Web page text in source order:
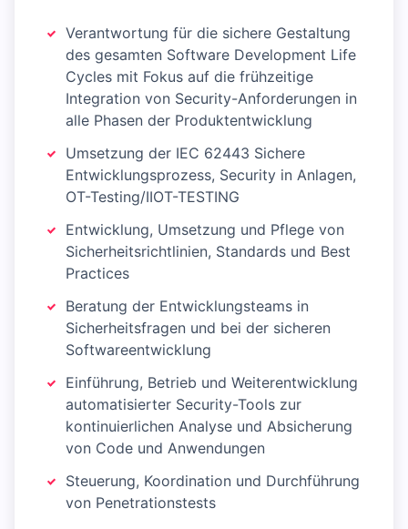
Verantwortung für die sichere Gestaltung
des gesamten Software Development Life
Cycles mit Fokus auf die frühzeitige
Integration von Security-Anforderungen in
alle Phasen der Produktentwicklung
Umsetzung der IEC 62443 Sichere
Entwicklungsprozess, Security in Anlagen,
OT-Testing/IIOT-TESTING
Entwicklung, Umsetzung und Pflege von
Sicherheitsrichtlinien, Standards und Best
Practices
Beratung der Entwicklungsteams in
Sicherheitsfragen und bei der sicheren
Softwareentwicklung
Einführung, Betrieb und Weiterentwicklung
automatisierter Security-Tools zur
kontinuierlichen Analyse und Absicherung
von Code und Anwendungen
Steuerung, Koordination und Durchführung
von Penetrationstests